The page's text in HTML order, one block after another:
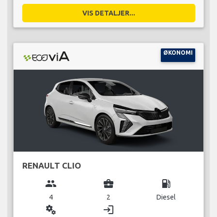
VIS DETALJER...
ØKONOMI
RENAULT CLIO
group
4
business_center
2
local_gas_station
Diesel
miscellaneous_services login